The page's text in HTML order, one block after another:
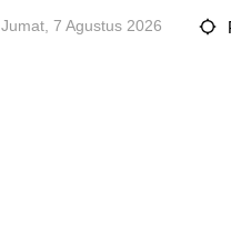
Jumat, 7 Agustus 2026